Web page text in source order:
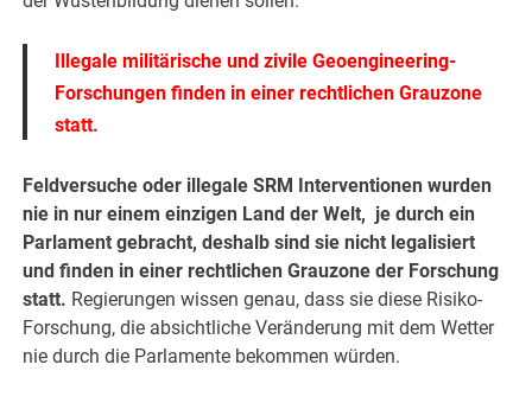
Illegale militärische und zivile Geoengineering-
Forschungen finden in einer rechtlichen Grauzone
statt.
Feldversuche oder illegale SRM Interventionen wurden
nie in nur einem einzigen Land der Welt, je durch ein
Parlament gebracht, deshalb sind sie nicht legalisiert
und finden in einer rechtlichen Grauzone der Forschung
statt. Regierungen wissen genau, dass sie diese Risiko-
Forschung, die absichtliche Veränderung mit dem Wetter
nie durch die Parlamente bekommen würden.